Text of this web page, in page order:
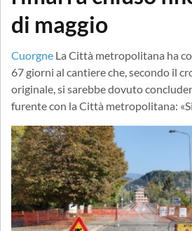
di maggio
Cuorgne La Città metropolitana ha
67 giorni al cantiere che, secondo il
originale, si sarebbe dovuto
furente con la Città metropolitana: